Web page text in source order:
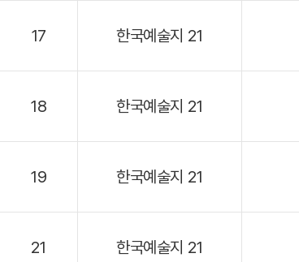
17 한국예술지 21
18 한국예술지 21
19 한국예술지 21
21 한국예술지 21